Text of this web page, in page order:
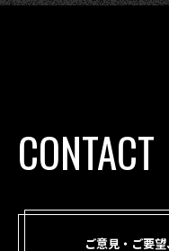
CONTACT
ご意見・ご要